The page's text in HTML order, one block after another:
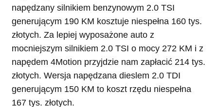
napędzany silnikiem benzynowym 2.0 TSI
generującym 190 KM kosztuje niespełna 160 tys.
złotych. Za lepiej wyposażone auto z
mocniejszym silnikiem 2.0 TSI o mocy 272 KM i z
napędem 4Motion przyjdzie nam zapłacić 214 tys.
złotych. Wersja napędzana dieslem 2.0 TDI
generującym 150 KM to koszt rzędu niespełna
167 tys. złotych.